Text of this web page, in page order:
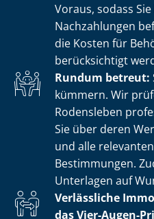
Voraus, sodass
Nachzahlungen
die Kosten für
berücksichtigt
Rundum betreut:
kümmern. Wir
Rodensleben
Sie über deren
und alle
Bestimmungen.
Unterlagen auf
Verlässliche
das Vier-Augen-